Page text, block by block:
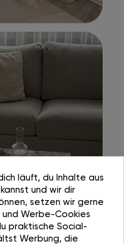
läuft, du Inhalte aus
und wir dir
setzen wir gerne
Werbe-Cookies
praktische Social-
Werbung, die